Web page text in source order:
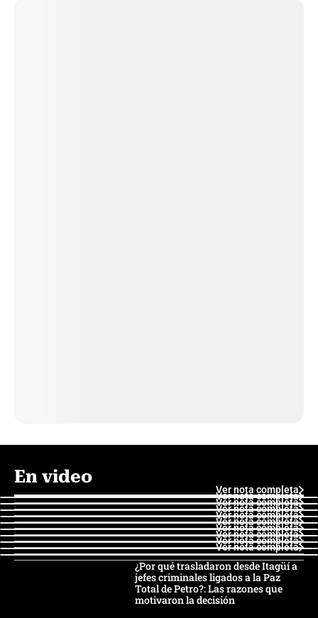
En video
Ver nota completa
Ver nota completa
Ver nota completa
Ver nota completa
Ver nota completa
Ver nota completa
Ver nota completa
Ver nota completa
Ver nota completa
Ver nota completa
¿Por qué trasladaron desde Itagüí a
jefes criminales ligados a la Paz
Total de Petro?: Las razones que
motivaron la decisión